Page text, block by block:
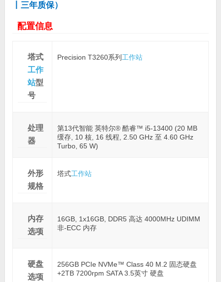
丨三年质保）
配置信息
塔式
工作
站型
号
Precision T3260系列 工作站
处理
器
第13代智能 英特尔® 酷睿™ i5-13400 (20 MB
缓存, 10 核, 16 线程, 2.50 GHz 至 4.60 GHz
Turbo, 65 W)
外形
规格
塔式工作站
内存
选项
16GB, 1x16GB, DDR5 高达 4000MHz UDIMM
非-ECC 内存
硬盘
选项
256GB PCIe NVMe™ Class 40 M.2 固态硬盘
+2TB 7200rpm SATA 3.5英寸 硬盘